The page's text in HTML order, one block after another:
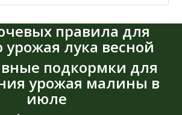
правила для
урожая лука весной
подкормки для
урожая малины в
июле